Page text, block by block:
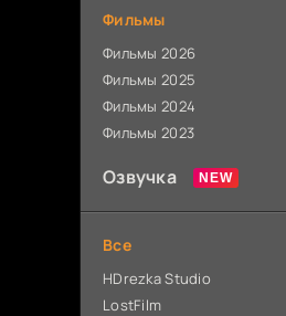
Фильмы
Фильмы 2026
Фильмы 2025
Фильмы 2024
Фильмы 2023
Озвучка
Все
HDrezka Studio
LostFilm